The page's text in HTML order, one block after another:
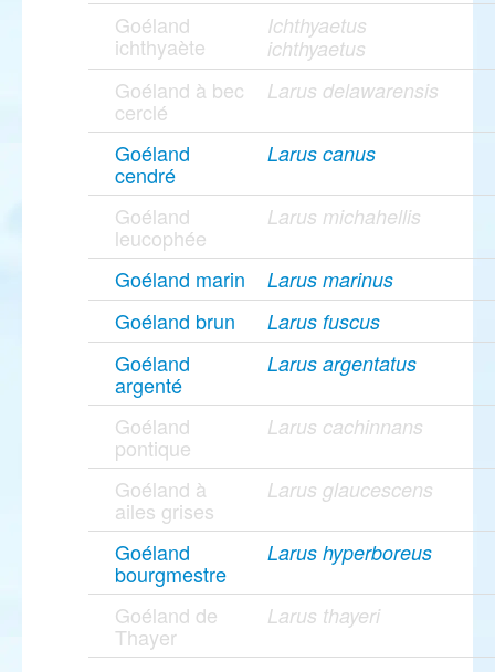
Goéland
ichthyaète
Ichthyaetus
ichthyaetus
Goéland à bec
cerclé
Larus delawarensis
Goéland
cendré
Larus canus
Goéland
leucophée
Larus michahellis
Goéland marin Larus marinus
Goéland brun Larus fuscus
Goéland
argenté
Larus argentatus
Goéland
pontique
Larus cachinnans
Goéland à
ailes grises
Larus glaucescens
Goéland
bourgmestre
Larus hyperboreus
Goéland de
Thayer
Larus thayeri